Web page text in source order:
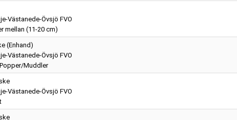
Västanede-Övsjö FVO
mellan (11-20 cm)
(Enhand)
Västanede-Övsjö FVO
Muddler
Västanede-Övsjö FVO